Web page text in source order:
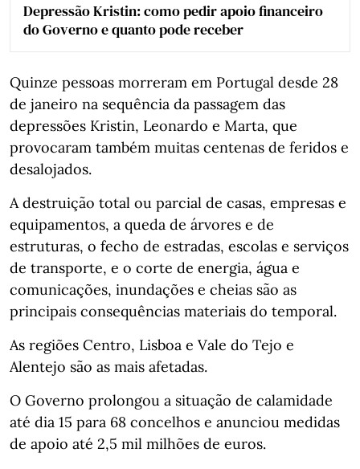
Depressão Kristin: como pedir apoio financeiro
do Governo e quanto pode receber
Quinze pessoas morreram em Portugal desde 28
de janeiro na sequência da passagem das
depressões Kristin, Leonardo e Marta, que
provocaram também muitas centenas de feridos e
desalojados.
A destruição total ou parcial de casas, empresas e
equipamentos, a queda de árvores e de
estruturas, o fecho de estradas, escolas e serviços
de transporte, e o corte de energia, água e
comunicações, inundações e cheias são as
principais consequências materiais do temporal.
As regiões Centro, Lisboa e Vale do Tejo e
Alentejo são as mais afetadas.
O Governo prolongou a situação de calamidade
até dia 15 para 68 concelhos e anunciou medidas
de apoio até 2,5 mil milhões de euros.